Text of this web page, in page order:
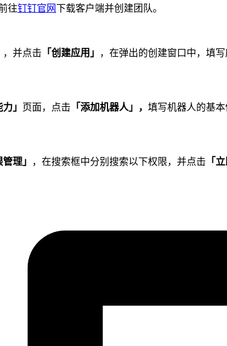
往钉钉官网下载客户端并创建团队。
，并点击 「创建应用」 ，在弹出的创建窗口中，填
」 页面，点击 「添加机器人」， 填写机器人的基本
管理」 ，在搜索框中分别搜索以下权限，并点击 「